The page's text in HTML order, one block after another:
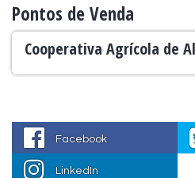
Pontos de Venda
Cooperativa Agrícola de
Facebook
LinkedIn